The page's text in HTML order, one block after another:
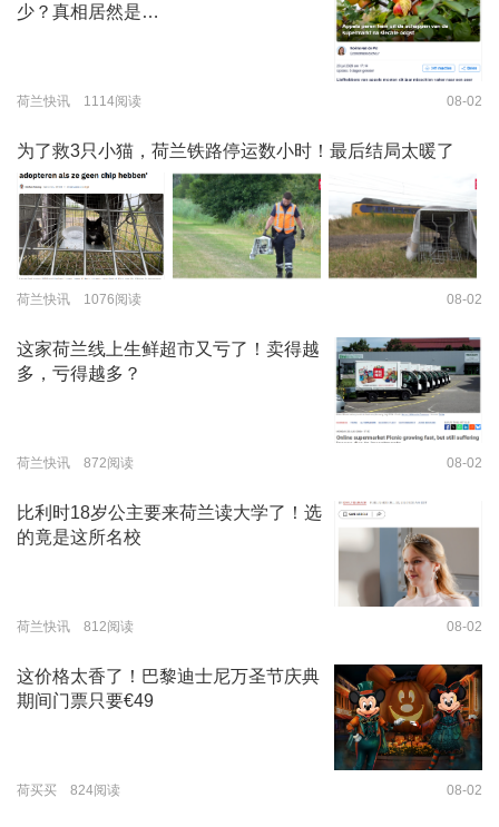
少？真相居然是…
荷兰快讯 1114阅读 08-02
为了救3只小猫，荷兰铁路停运数小时！最后结局太暖了
荷兰快讯 1076阅读 08-02
这家荷兰线上生鲜超市又亏了！卖得越
多，亏得越多？
荷兰快讯 872阅读 08-02
比利时18岁公主要来荷兰读大学了！选
的竟是这所名校
荷兰快讯 812阅读 08-02
这价格太香了！巴黎迪士尼万圣节庆典
期间门票只要€49
荷买买 824阅读 08-02